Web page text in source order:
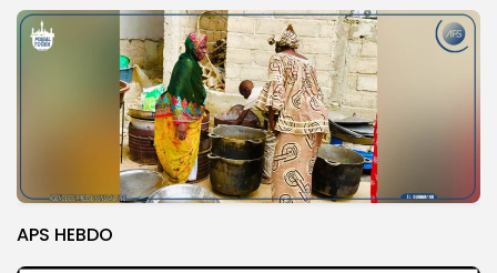
APS HEBDO